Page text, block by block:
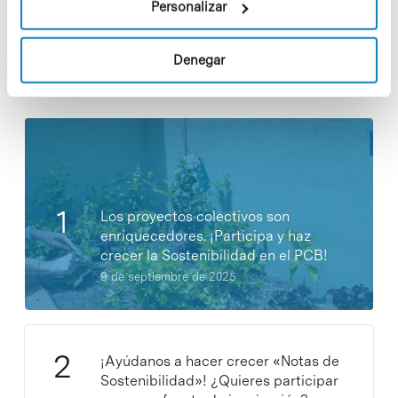
Personalizar
Denegar
Noticias más vistas
Los proyectos colectivos son
enriquecedores. ¡Participa y haz
crecer la Sostenibilidad en el PCB!
9 de septiembre de 2025
¡Ayúdanos a hacer crecer «Notas de
Sostenibilidad»! ¿Quieres participar